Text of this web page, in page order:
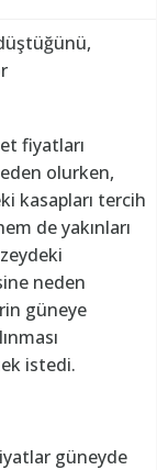
et fiyatları
olurken,
kasapları tercih
de yakınları
neden
güneye
istedi.
güneyde